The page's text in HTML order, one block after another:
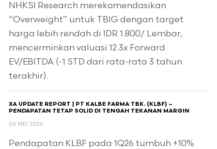
NHKSI Research merekomendasikan
“Overweight” untuk TBIG dengan target
harga lebih rendah di IDR 1.800/ Lembar,
mencerminkan valuasi 12.3x Forward
EV/EBITDA (-1 STD dari rata-rata 3 tahun
terakhir).
XA UPDATE REPORT | PT KALBE FARMA TBK. (KLBF) –
PENDAPATAN TETAP SOLID DI TENGAH TEKANAN MARGIN
06 MEI 2026
Pendapatan KLBF pada 1Q26 tumbuh +10%